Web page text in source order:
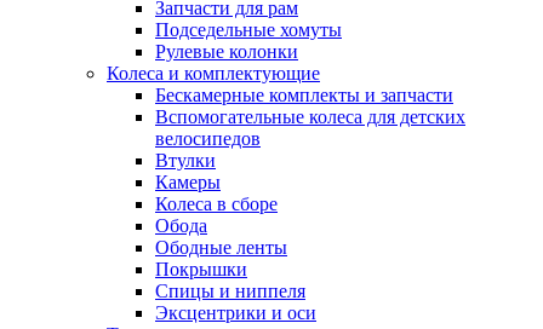
Запчасти для рам
Подседельные хомуты
Рулевые колонки
Колеса и комплектующие
Бескамерные комплекты и запчасти
Вспомогательные колеса для детских
велосипедов
Втулки
Камеры
Колеса в сборе
Обода
Ободные ленты
Покрышки
Спицы и ниппеля
Эксцентрики и оси